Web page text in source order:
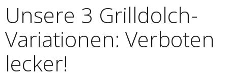
Unsere 3 Grilldolch-
Variationen: Verboten
lecker!